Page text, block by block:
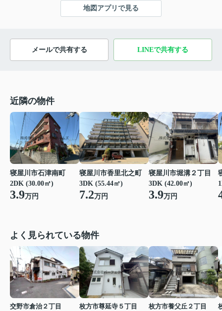
地図アプリで見る
メールで共有する LINEで共有する
近隣の物件
寝屋川市石津南町
2DK (30.00㎡)
3.9万円
寝屋川市香里北之町
3DK (55.44㎡)
7.2万円
寝屋川市堀溝２丁目
3DK (42.00㎡)
3.9万円
よく見られている物件
交野市倉治２丁目
枚方市尊延寺５丁目
枚方市養父丘２丁目